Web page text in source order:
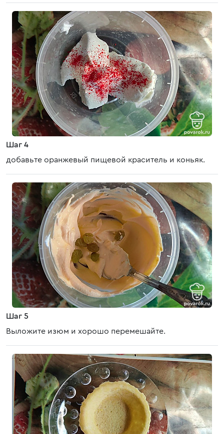
Шаг 4
добавьте оранжевый пищевой краситель и коньяк.
Шаг 5
Выложите изюм и хорошо перемешайте.